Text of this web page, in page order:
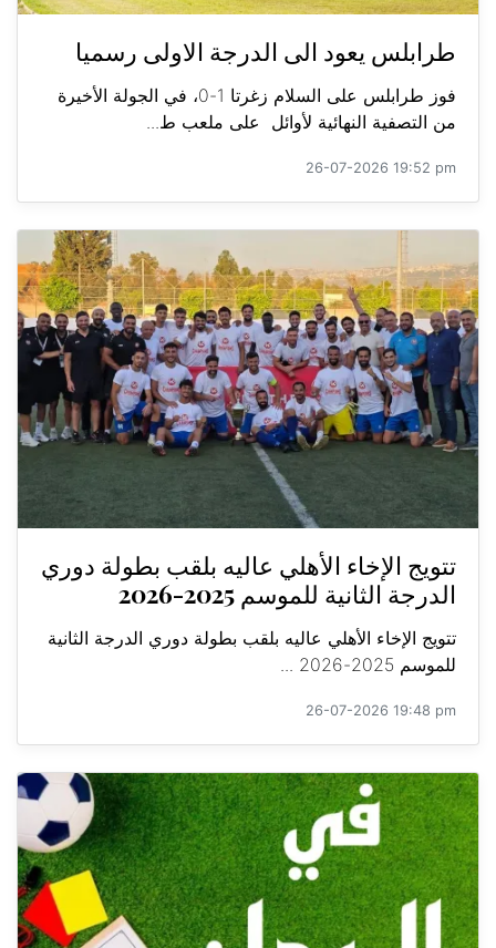
طرابلس يعود الى الدرجة الاولى رسميا
فوز طرابلس على السلام زغرتا 1-0، في الجولة الأخيرة
من التصفية النهائية لأوائل على ملعب ط...
26-07-2026 19:52 pm
تتويج الإخاء الأهلي عاليه بلقب بطولة دوري
الدرجة الثانية للموسم 2025-2026
تتويج الإخاء الأهلي عاليه بلقب بطولة دوري الدرجة الثانية
للموسم 2025-2026 ...
26-07-2026 19:48 pm